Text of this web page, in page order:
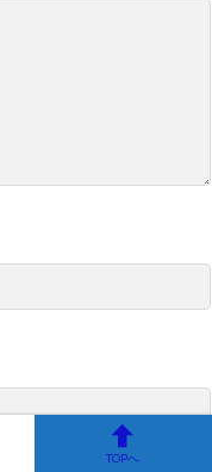
チート改造】
バイオハザード9
乳化エロMOD
ード9チート改
TOPへ